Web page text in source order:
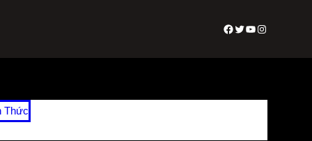
Facebook
Twitter
Youtube
Instagram
Thức